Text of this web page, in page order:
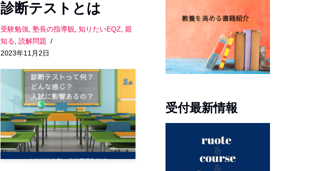
診断テストとは
受験勉強 塾長の指導観 知りたいEQZ 親
知る 読解問題
2023年11月2日
受付最新情報